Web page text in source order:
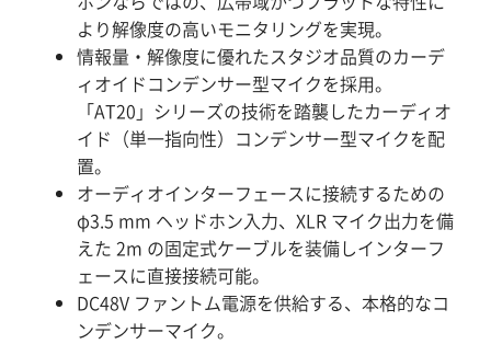
より解像度の高いモニタリングを実現。
情報量・解像度に優れたスタジオ品質のカーデ
ィオイドコンデンサー型マイクを採用。
「AT20」シリーズの技術を踏襲したカーディオ
イド（単一指向性）コンデンサー型マイクを配
置。
オーディオインターフェースに接続するための
φ3.5 mm ヘッドホン入力、XLR マイク出力を備
えた 2m の固定式ケーブルを装備しインターフ
ェースに直接接続可能。
DC48V ファントム電源を供給する、本格的なコ
ンデンサーマイク。